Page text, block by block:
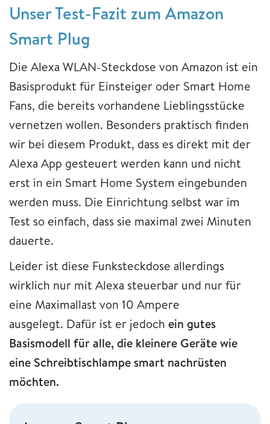
Unser Test-Fazit zum Amazon
Smart Plug
Die Alexa WLAN-Steckdose von Amazon ist ein
Basisprodukt für Einsteiger oder Smart Home
Fans, die bereits vorhandene Lieblingsstücke
vernetzen wollen. Besonders praktisch finden
wir bei diesem Produkt, dass es direkt mit der
Alexa App gesteuert werden kann und nicht
erst in ein Smart Home System eingebunden
werden muss. Die Einrichtung selbst war im
Test so einfach, dass sie maximal zwei Minuten
dauerte.
Leider ist diese Funksteckdose allerdings
wirklich nur mit Alexa steuerbar und nur für
eine Maximallast von 10 Ampere
ausgelegt. Dafür ist er jedoch ein gutes
Basismodell für alle, die kleinere Geräte wie
eine Schreibtischlampe smart nachrüsten
möchten.